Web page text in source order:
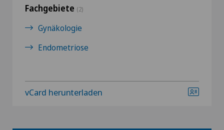
Fachgebiete (2)
Gynäkologie
Endometriose
vCard herunterladen